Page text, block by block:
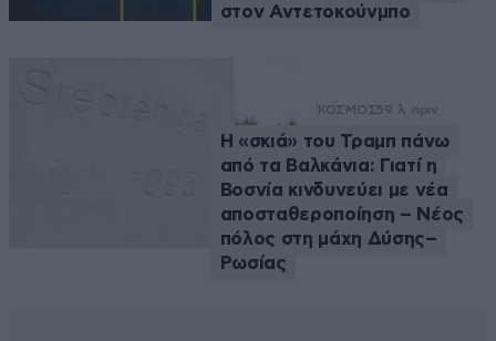
στον Αντετοκούνμπο
ΚΟΣΜΟΣ59 λ. πριν
Η «σκιά» του Τραμπ πάνω
από τα Βαλκάνια: Γιατί η
Βοσνία κινδυνεύει με νέα
αποσταθεροποίηση – Νέος
πόλος στη μάχη Δύσης–
Ρωσίας